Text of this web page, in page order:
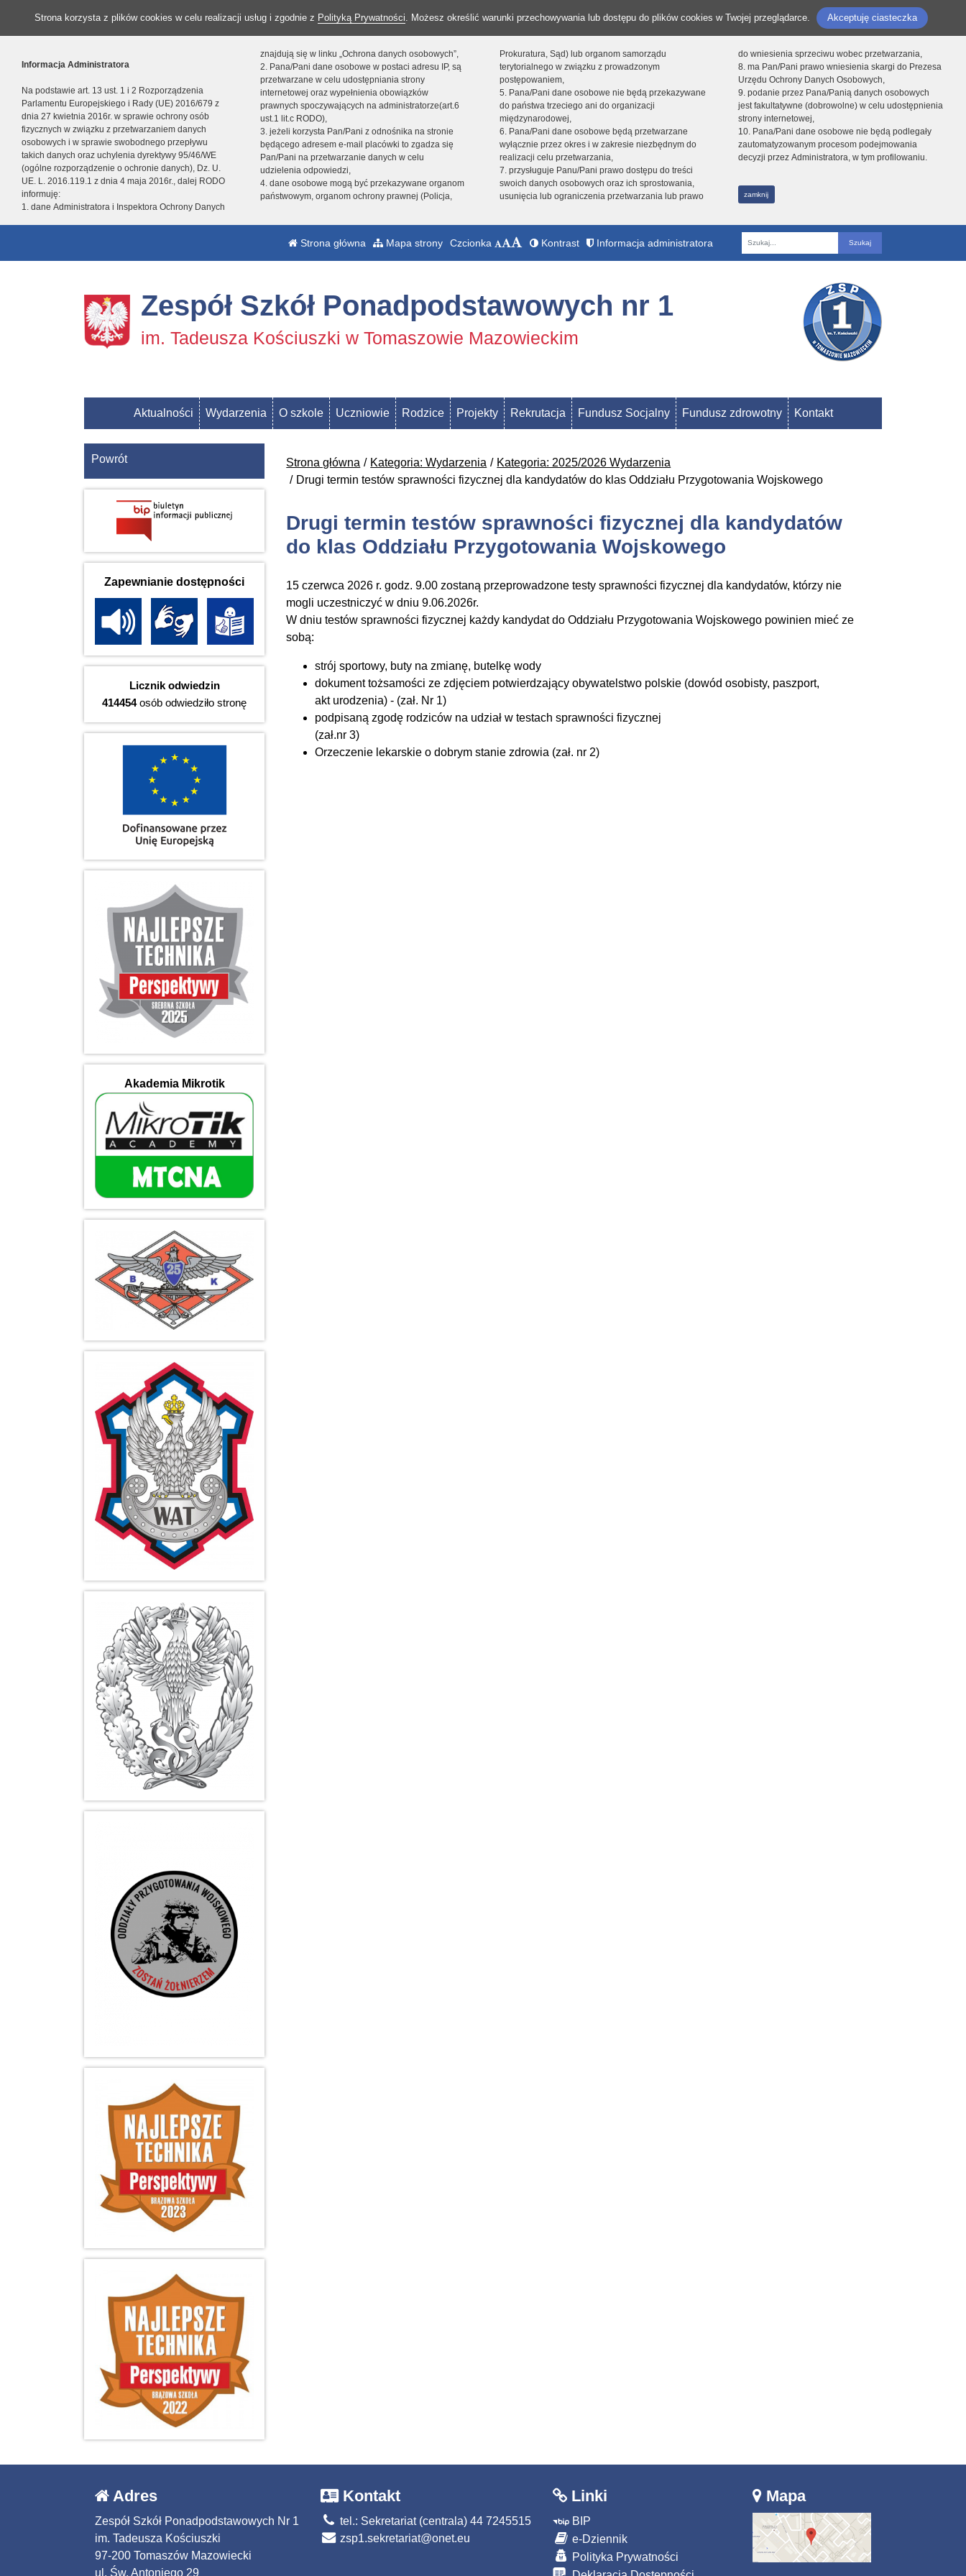
Strona korzysta z plików cookies w celu realizacji usług i zgodnie z Polityką Prywatności. Możesz określić warunki przechowywania lub dostępu do plików cookies w Twojej przeglądarce. Akceptuję ciasteczka
Informacja Administratora
Na podstawie art. 13 ust. 1 i 2 Rozporządzenia
Parlamentu Europejskiego i Rady (UE) 2016/679 z
dnia 27 kwietnia 2016r. w sprawie ochrony osób
fizycznych w związku z przetwarzaniem danych
osobowych i w sprawie swobodnego przepływu
takich danych oraz uchylenia dyrektywy 95/46/WE
(ogólne rozporządzenie o ochronie danych), Dz. U.
UE. L. 2016.119.1 z dnia 4 maja 2016r., dalej RODO
informuję:
1. dane Administratora i Inspektora Ochrony Danych
znajdują się w linku „Ochrona danych osobowych”,
2. Pana/Pani dane osobowe w postaci adresu IP, są
przetwarzane w celu udostępniania strony
internetowej oraz wypełnienia obowiązków
prawnych spoczywających na administratorze(art.6
ust.1 lit.c RODO),
3. jeżeli korzysta Pan/Pani z odnośnika na stronie
będącego adresem e-mail placówki to zgadza się
Pan/Pani na przetwarzanie danych w celu
udzielenia odpowiedzi,
4. dane osobowe mogą być przekazywane organom
państwowym, organom ochrony prawnej (Policja,
Prokuratura, Sąd) lub organom samorządu
terytorialnego w związku z prowadzonym
postępowaniem,
5. Pana/Pani dane osobowe nie będą przekazywane
do państwa trzeciego ani do organizacji
międzynarodowej,
6. Pana/Pani dane osobowe będą przetwarzane
wyłącznie przez okres i w zakresie niezbędnym do
realizacji celu przetwarzania,
7. przysługuje Panu/Pani prawo dostępu do treści
swoich danych osobowych oraz ich sprostowania,
usunięcia lub ograniczenia przetwarzania lub prawo
do wniesienia sprzeciwu wobec przetwarzania,
8. ma Pan/Pani prawo wniesienia skargi do Prezesa
Urzędu Ochrony Danych Osobowych,
9. podanie przez Pana/Panią danych osobowych
jest fakultatywne (dobrowolne) w celu udostępnienia
strony internetowej,
10. Pana/Pani dane osobowe nie będą podlegały
zautomatyzowanym procesom podejmowania
decyzji przez Administratora, w tym profilowaniu.
zamknij
Strona główna Mapa strony Czcionka Kontrast Informacja administratora
Fraza
Zespół Szkół Ponadpodstawowych nr 1
im. Tadeusza Kościuszki w Tomaszowie Mazowieckim
Aktualności Wydarzenia O szkole Uczniowie Rodzice Projekty Rekrutacja Fundusz Socjalny Fundusz zdrowotny Kontakt
Strona główna Kategoria: Wydarzenia
Kategoria: 2025/2026 Wydarzenia
Drugi termin testów sprawności fizycznej dla kandydatów do klas Oddziału Przygotowania Wojskowego
Drugi termin testów sprawności fizycznej dla kandydatów
do klas Oddziału Przygotowania Wojskowego
15 czerwca 2026 r. godz. 9.00 zostaną przeprowadzone testy sprawności fizycznej dla kandydatów, którzy nie
mogli uczestniczyć w dniu 9.06.2026r.
W dniu testów sprawności fizycznej każdy kandydat do Oddziału Przygotowania Wojskowego powinien mieć ze
sobą:
strój sportowy, buty na zmianę, butelkę wody
dokument tożsamości ze zdjęciem potwierdzający obywatelstwo polskie (dowód osobisty, paszport,
akt urodzenia) - (zał. Nr 1)
podpisaną zgodę rodziców na udział w testach sprawności fizycznej
(zał.nr 3)
Orzeczenie lekarskie o dobrym stanie zdrowia (zał. nr 2)
Powrót
Zapewnianie dostępności
Licznik odwiedzin
414454osób odwiedziło stronę
Akademia Mikrotik
Adres
Zespół Szkół Ponadpodstawowych Nr 1
im. Tadeusza Kościuszki
97-200 Tomaszów Mazowiecki
ul. Św. Antoniego 29
Kontakt
tel.: Sekretariat (centrala) 44 7245515
zsp1.sekretariat@onet.eu
Linki
BIP
e-Dziennik
Polityka Prywatności
Mapa